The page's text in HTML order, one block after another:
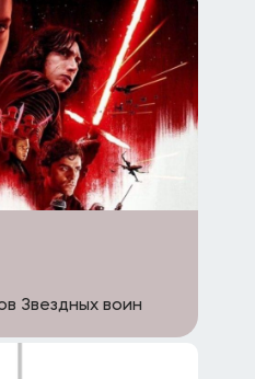
Звездных воин